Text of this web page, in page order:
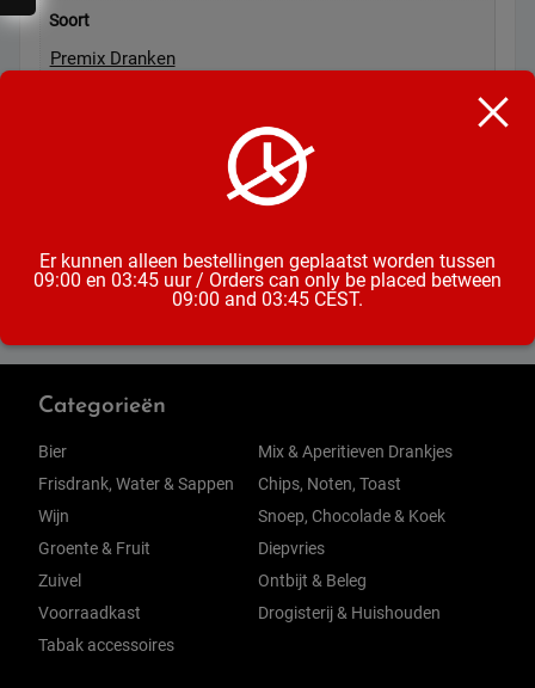
Soort
Premix Dranken
Categorieën
Bier
Frisdrank, Water & Sappen
Wijn
Groente & Fruit
Zuivel
Voorraadkast
Tabak accessoires
Mix & Aperitieven Drankjes
Chips, Noten, Toast
Snoep, Chocolade & Koek
Diepvries
Ontbijt & Beleg
Drogisterij & Huishouden
Er kunnen alleen bestellingen geplaatst worden tussen
09:00 en 03:45 uur / Orders can only be placed between
09:00 and 03:45 CEST.